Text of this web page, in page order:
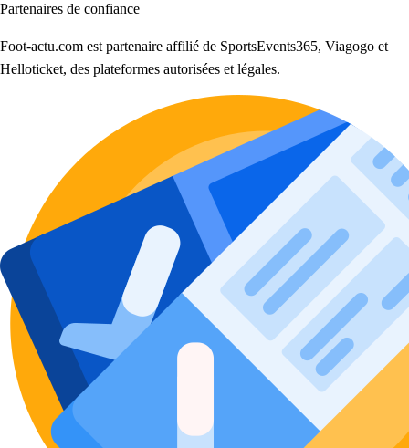
Partenaires de confiance
Foot-actu.com est partenaire affilié de SportsEvents365, Viagogo et
Helloticket, des plateformes autorisées et légales.